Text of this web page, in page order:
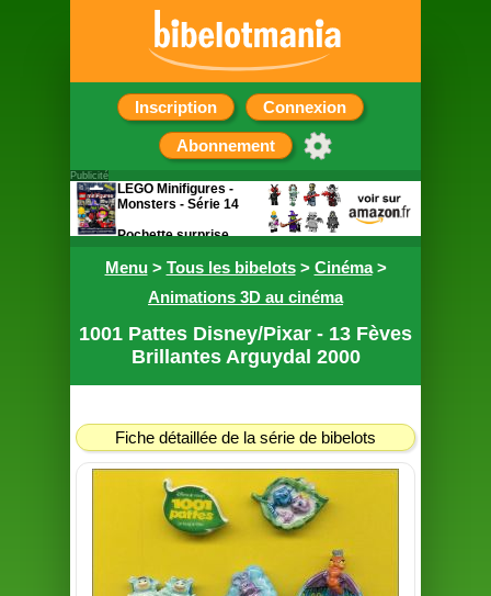
Inscription Connexion
Abonnement
Menu> Tous les bibelots> Cinéma>
Animations 3D au cinéma
1001 Pattes Disney/Pixar - 13 Fèves
Brillantes Arguydal 2000
Fiche détaillée de la série de bibelots
Publicité
LEGO Minifigures -
Monsters - Série 14
Pochette surprise